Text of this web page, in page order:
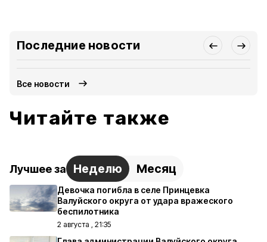
Последние новости
Все новости
Читайте также
Лучшее за Неделю Месяц
Девочка погибла в селе Принцевка
Валуйского округа от удара вражеского
беспилотника
2 августа , 21:35